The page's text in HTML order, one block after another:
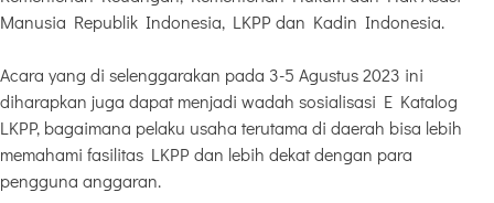
Manusia Republik Indonesia, LKPP dan Kadin Indonesia.
Acara yang di selenggarakan pada 3-5 Agustus 2023 ini
diharapkan juga dapat menjadi wadah sosialisasi E Katalog
LKPP, bagaimana pelaku usaha terutama di daerah bisa lebih
memahami fasilitas LKPP dan lebih dekat dengan para
pengguna anggaran.